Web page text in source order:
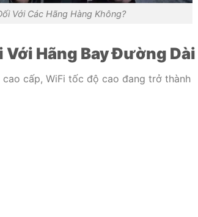
Với Các Hãng Hàng Không?
Với Hãng Bay Đường Dài
cấp, WiFi tốc độ cao đang trở thành